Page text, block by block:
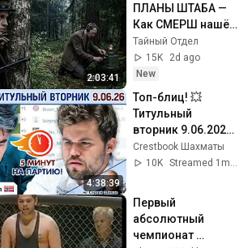
2:03:41
ПЛАНЫ ШТАБА —
Как СМЕРШ нашёл
предателя среди
командиров
Тайный Отдел
15K
2d ago
New
4:38:39
Топ-блиц! 💥
Титульный
вторник 9.06.2026
⏰ 18.00 🎤 Шипов,
Филимонов ♕
Crestbook Шахматы
10K
Streamed 1mo ago
Первый
абсолютный
чемпионат